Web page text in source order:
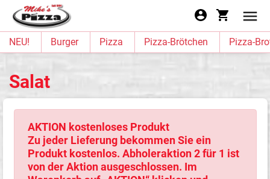
NEU! Burger Pizza Pizza-Brötchen Pizza-
Salat
AKTION kostenloses Produkt
Zu jeder Lieferung bekommen Sie ein
Produkt kostenlos. Abholeraktion 2 für 1 ist
von der Aktion ausgeschlossen. Im